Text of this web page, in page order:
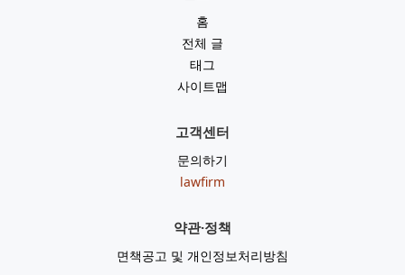
홈
전체 글
태그
사이트맵
고객센터
문의하기
lawfirm
약관·정책
면책공고 및 개인정보처리방침